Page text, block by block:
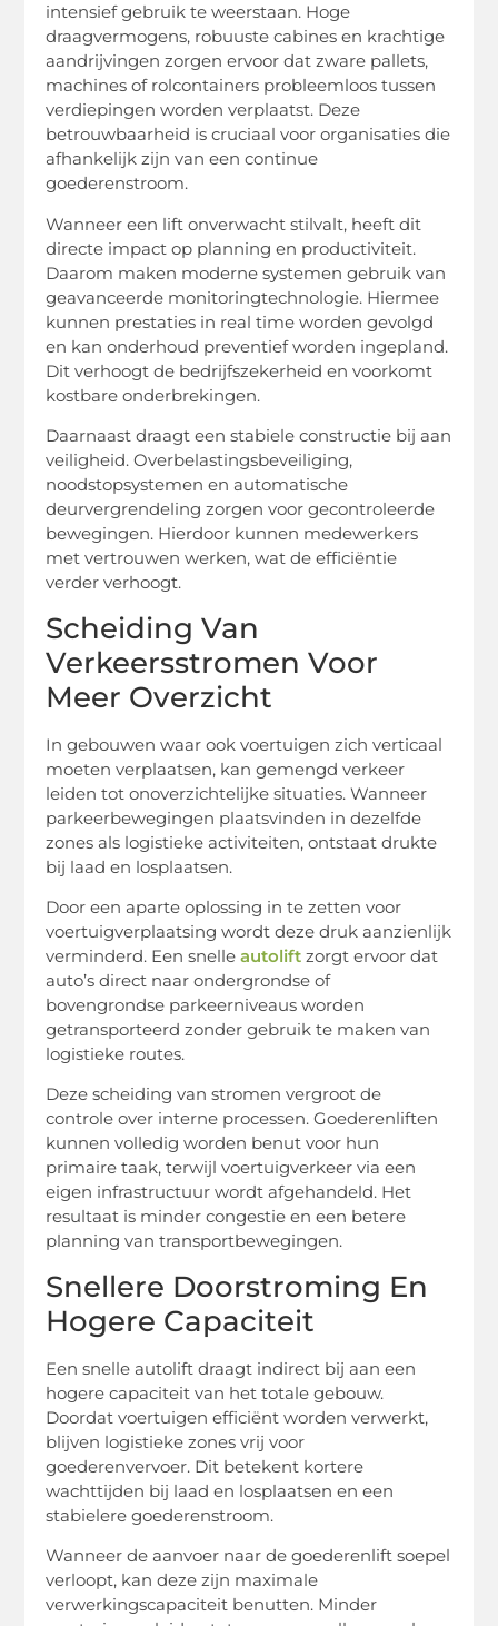
intensief gebruik te weerstaan. Hoge
draagvermogens, robuuste cabines en krachtige
aandrijvingen zorgen ervoor dat zware pallets,
machines of rolcontainers probleemloos tussen
verdiepingen worden verplaatst. Deze
betrouwbaarheid is cruciaal voor organisaties die
afhankelijk zijn van een continue
goederenstroom.
Wanneer een lift onverwacht stilvalt, heeft dit
directe impact op planning en productiviteit.
Daarom maken moderne systemen gebruik van
geavanceerde monitoringtechnologie. Hiermee
kunnen prestaties in real time worden gevolgd
en kan onderhoud preventief worden ingepland.
Dit verhoogt de bedrijfszekerheid en voorkomt
kostbare onderbrekingen.
Daarnaast draagt een stabiele constructie bij aan
veiligheid. Overbelastingsbeveiliging,
noodstopsystemen en automatische
deurvergrendeling zorgen voor gecontroleerde
bewegingen. Hierdoor kunnen medewerkers
met vertrouwen werken, wat de efficiëntie
verder verhoogt.
Scheiding Van
Verkeersstromen Voor
Meer Overzicht
In gebouwen waar ook voertuigen zich verticaal
moeten verplaatsen, kan gemengd verkeer
leiden tot onoverzichtelijke situaties. Wanneer
parkeerbewegingen plaatsvinden in dezelfde
zones als logistieke activiteiten, ontstaat drukte
bij laad en losplaatsen.
Door een aparte oplossing in te zetten voor
voertuigverplaatsing wordt deze druk aanzienlijk
verminderd. Een snelle autolift zorgt ervoor dat
auto’s direct naar ondergrondse of
bovengrondse parkeerniveaus worden
getransporteerd zonder gebruik te maken van
logistieke routes.
Deze scheiding van stromen vergroot de
controle over interne processen. Goederenliften
kunnen volledig worden benut voor hun
primaire taak, terwijl voertuigverkeer via een
eigen infrastructuur wordt afgehandeld. Het
resultaat is minder congestie en een betere
planning van transportbewegingen.
Snellere Doorstroming En
Hogere Capaciteit
Een snelle autolift draagt indirect bij aan een
hogere capaciteit van het totale gebouw.
Doordat voertuigen efficiënt worden verwerkt,
blijven logistieke zones vrij voor
goederenvervoer. Dit betekent kortere
wachttijden bij laad en losplaatsen en een
stabielere goederenstroom.
Wanneer de aanvoer naar de goederenlift soepel
verloopt, kan deze zijn maximale
verwerkingscapaciteit benutten. Minder